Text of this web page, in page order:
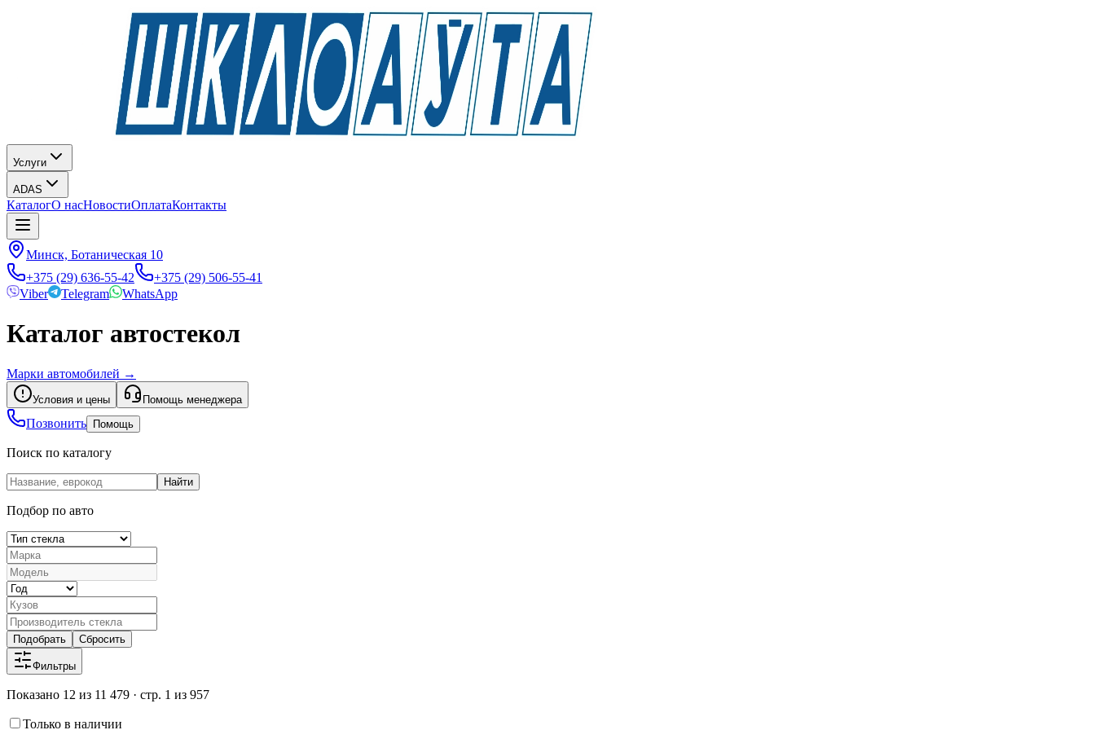
Услуги
ADAS
КаталогО насНовостиОплатаКонтакты
Минск, Ботаническая 10
+375 (29) 636-55-42
+375 (29) 506-55-41
Viber
Telegram WhatsApp
Каталог автостекол
Марки автомобилей →
Условия и цены Помощь менеджера
Позвонить Помощь
Поиск по каталогу
Найти
Подбор по авто
Подобрать Сбросить
Фильтры
Показано 12 из 11 479 · стр. 1 из 957
Только в наличии